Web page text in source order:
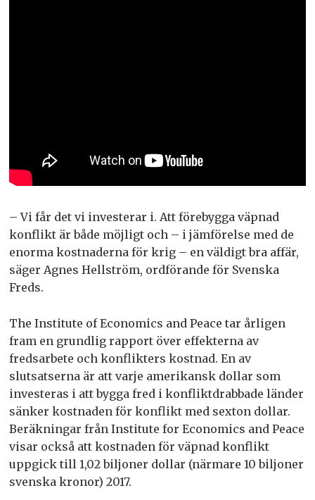
– Vi får det vi investerar i. Att förebygga väpnad
konflikt är både möjligt och – i jämförelse med de
enorma kostnaderna för krig – en väldigt bra affär,
säger Agnes Hellström, ordförande för Svenska
Freds.
The Institute of Economics and Peace tar årligen
fram en grundlig rapport över effekterna av
fredsarbete och konflikters kostnad. En av
slutsatserna är att varje amerikansk dollar som
investeras i att bygga fred i konfliktdrabbade länder
sänker kostnaden för konflikt med sexton dollar.
Beräkningar från Institute for Economics and Peace
visar också att kostnaden för väpnad konflikt
uppgick till 1,02 biljoner dollar (närmare 10 biljoner
svenska kronor) 2017.